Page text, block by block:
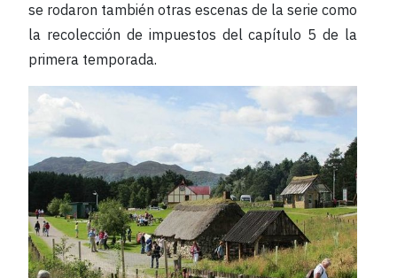
se rodaron también otras escenas de la serie como
la recolección de impuestos del capítulo 5 de la
primera temporada.